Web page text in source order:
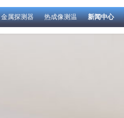
金属探测器 热成像测温 新闻中心